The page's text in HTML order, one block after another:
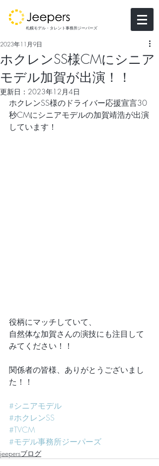
札幌モデル・タレント事務所ジーパーズ
ホクレンSS様CMにシニア
モデル加賀が出演！！
2023年11月9日
更新日： 2023年12月4日
ホクレンSS様のドライバー応援宣言30
秒CMにシニアモデルの加賀靖浩が出演
しています！
役柄にマッチしていて、
自然体な加賀さんの演技にも注目して
みてください！！
関係者の皆様、ありがとうございまし
た！！
#シニアモデル
#ホクレンSS
#TVCM
#モデル事務所ジーパーズ
jeepersブログ